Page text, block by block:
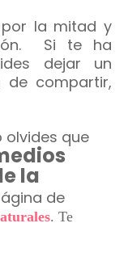
la mitad y
Si te ha
dejar un
compartir,
olvides que
la
de
. Te